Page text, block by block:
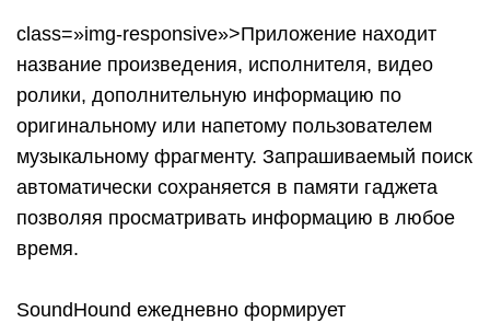
class=»img-responsive»>Приложение находит
название произведения, исполнителя, видео
ролики, дополнительную информацию по
оригинальному или напетому пользователем
музыкальному фрагменту. Запрашиваемый поиск
автоматически сохраняется в памяти гаджета
позволяя просматривать информацию в любое
время.
SoundHound ежедневно формирует